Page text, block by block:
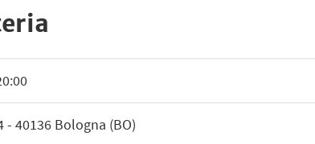
- 40136 Bologna (BO)